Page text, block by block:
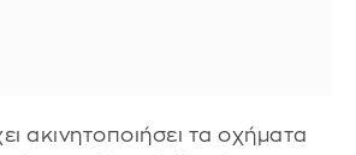
ακινητοποιήσει τα οχήματα